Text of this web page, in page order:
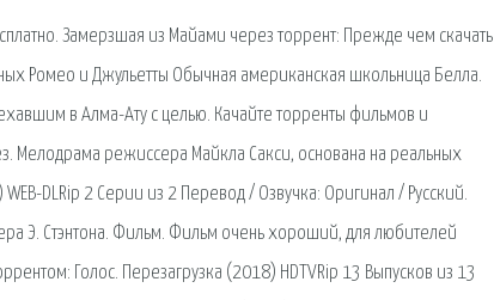
Замерзшая из Майами через торрент: Прежде чем скачать
Ромео и Джульетты Обычная американская школьница Белла.
в Алма-Ату с целью. Качайте торренты фильмов и
Мелодрама режиссера Майкла Сакси, основана на реальных
DLRip 2 Серии из 2 Перевод / Озвучка: Оригинал / Русский.
Э. Стэнтона. Фильм. Фильм очень хороший, для любителей
Голос. Перезагрузка (2018) HDTVRip 13 Выпусков из 13